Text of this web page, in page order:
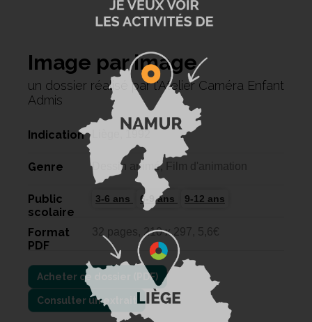
Image par image
un dossier réalisé par l'Atelier Caméra Enfant
Admis
Indication
Genre Dessin animé, Film d'animation
Public
scolaire
3-6 ans 6-9 ans 9-12 ans
Format
PDF
32 pages, 210 x 297, 5,6€
Consulter un extrait